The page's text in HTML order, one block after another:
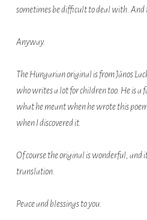
sometimes be difficult to deal with. And
Anyway.
The Hungarian original is from János
who writes a lot for children too. He is a
what he meant when he wrote this
when I discovered it.
Of course the original is wonderful, and
translation.
Peace and blessings to you.